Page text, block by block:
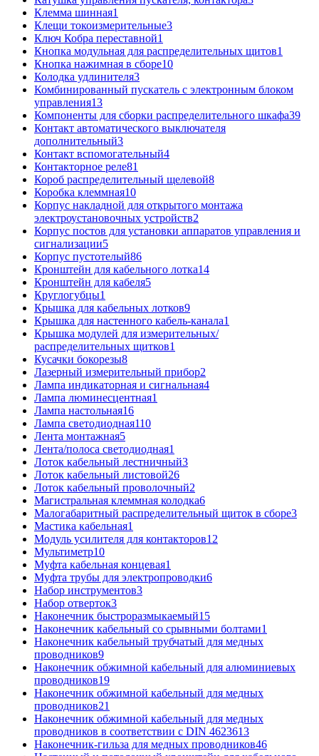
Клемма шинная1
Клещи токоизмерительные3
Ключ Кобра переставной1
Кнопка модульная для распределительных щитов1
Кнопка нажимная в сборе10
Колодка удлинителя3
Комбинированный пускатель с электронным блоком
управления13
Компоненты для сборки распределительного шкафа39
Контакт автоматического выключателя
дополнительный3
Контакт вспомогательный4
Контакторное реле81
Короб распределительный щелевой8
Коробка клеммная10
Корпус накладной для открытого монтажа
электроустановочных устройств2
Корпус постов для установки аппаратов управления и
сигнализации5
Корпус пустотелый86
Кронштейн для кабельного лотка14
Кронштейн для кабеля5
Круглогубцы1
Крышка для кабельных лотков9
Крышка для настенного кабель-канала1
Крышка модулей для измерительных/
распределительных щитков1
Кусачки бокорезы8
Лазерный измерительный прибор2
Лампа индикаторная и сигнальная4
Лампа люминесцентная1
Лампа настольная16
Лампа светодиодная110
Лента монтажная5
Лента/полоса светодиодная1
Лоток кабельный лестничный3
Лоток кабельный листовой26
Лоток кабельный проволочный2
Магистральная клеммная колодка6
Малогабаритный распределительный щиток в сборе3
Мастика кабельная1
Модуль усилителя для контакторов12
Мультиметр10
Муфта кабельная концевая1
Муфта трубы для электропроводки6
Набор инструментов3
Набор отверток3
Наконечник быстроразмыкаемый15
Наконечник кабельный со срывными болтами1
Наконечник кабельный трубчатый для медных
проводников9
Наконечник обжимной кабельный для алюминиевых
проводников19
Наконечник обжимной кабельный для медных
проводников21
Наконечник обжимной кабельный для медных
проводников в соответствии с DIN 4623613
Наконечник-гильза для медных проводников46